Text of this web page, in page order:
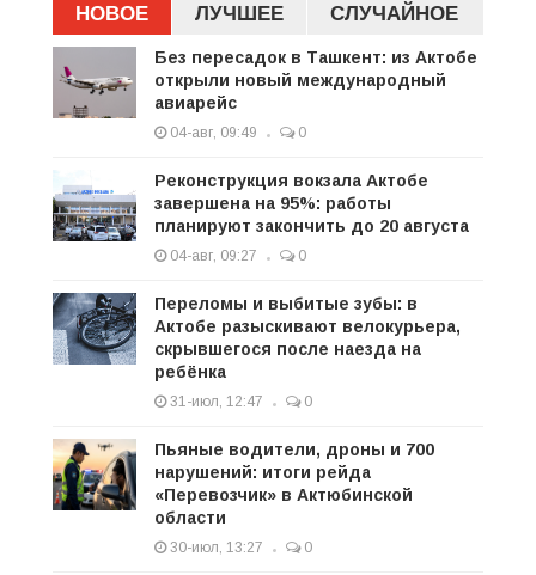
НОВОЕ ЛУЧШЕЕ СЛУЧАЙНОЕ
Без пересадок в Ташкент: из Актобе
открыли новый международный
авиарейс
04-авг, 09:49 0
Реконструкция вокзала Актобе
завершена на 95%: работы
планируют закончить до 20 августа
04-авг, 09:27 0
Переломы и выбитые зубы: в
Актобе разыскивают велокурьера,
скрывшегося после наезда на
ребёнка
31-июл, 12:47 0
Пьяные водители, дроны и 700
нарушений: итоги рейда
«Перевозчик» в Актюбинской
области
30-июл, 13:27 0